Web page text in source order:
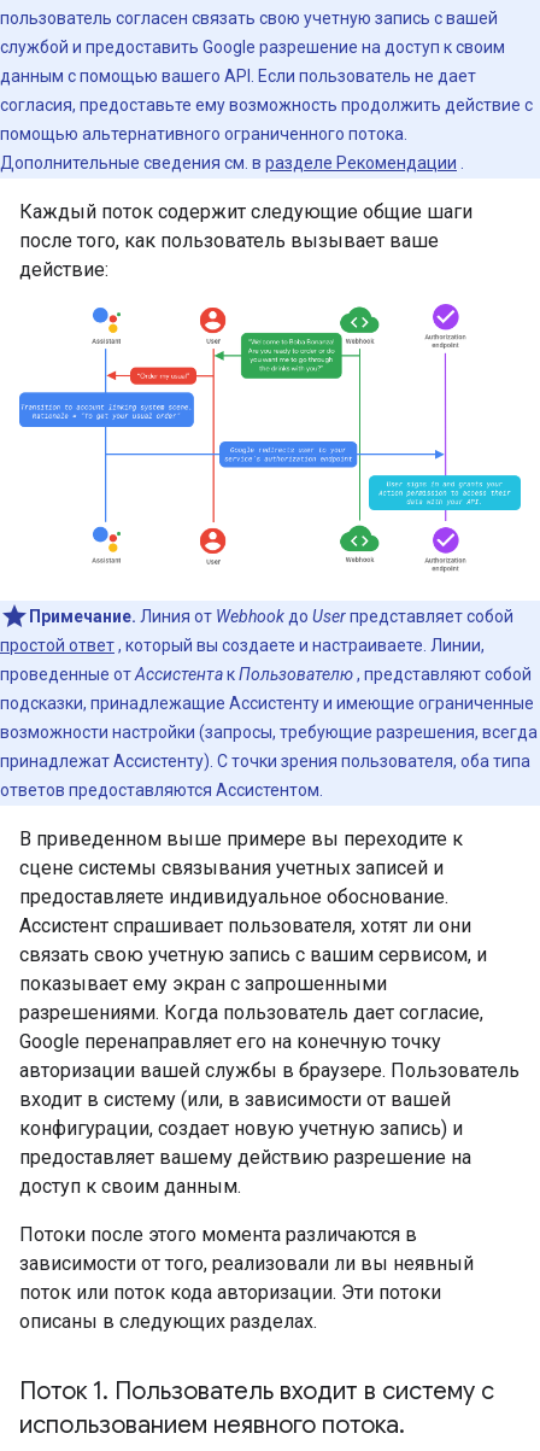
пользователь согласен связать свою учетную запись с вашей
службой и предоставить Google разрешение на доступ к своим
данным с помощью вашего API. Если пользователь не дает
согласия, предоставьте ему возможность продолжить действие с
помощью альтернативного ограниченного потока.
Дополнительные сведения см. в разделе Рекомендации
Каждый поток содержит следующие общие шаги
после того, как пользователь вызывает ваше
действие:
Примечание. Линия от Webhookдо Userпредставляет собой
простой ответ, который вы создаете и настраиваете. Линии,
проведенные отАссистентакПользователю, представляют собой
подсказки, принадлежащие Ассистенту и имеющие ограниченные
возможности настройки (запросы, требующие разрешения, всегда
принадлежат Ассистенту). С точки зрения пользователя, оба типа
ответов предоставляются Ассистентом.
В приведенном выше примере вы переходите к
сцене системы связывания учетных записей и
предоставляете индивидуальное обоснование.
Ассистент спрашивает пользователя, хотят ли они
связать свою учетную запись с вашим сервисом, и
показывает ему экран с запрошенными
разрешениями. Когда пользователь дает согласие,
Google перенаправляет его на конечную точку
авторизации вашей службы в браузере. Пользователь
входит в систему (или, в зависимости от вашей
конфигурации, создает новую учетную запись) и
предоставляет вашему действию разрешение на
доступ к своим данным.
Потоки после этого момента различаются в
зависимости от того, реализовали ли вы неявный
поток или поток кода авторизации. Эти потоки
описаны в следующих разделах.
Поток 1. Пользователь входит в систему с
использованием неявного потока.